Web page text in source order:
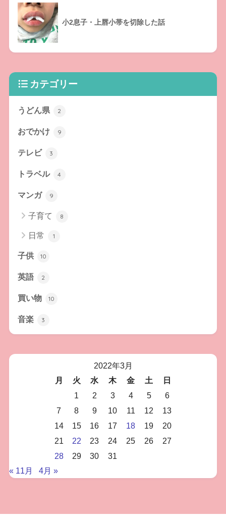
小2息子・上唇小帯を切除した話
カテゴリー
うどん県 2
おでかけ 9
テレビ 3
トラベル 4
マンガ 9
子育て 8
日常 1
子供 10
英語 2
買い物 10
音楽 3
2022年3月
月
火 水 木 金 土
日
1
2 3 4 5
6
7
8 9 10 11 12
13
14
15 16 17 18 19
20
21
22 23 24 25 26
27
28
29 30
31
« 11月
4月 »